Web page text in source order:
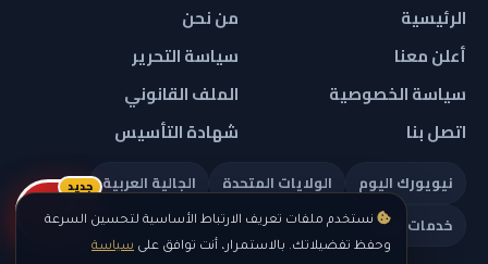
نستخدم ملفات تعريف الارتباط الأساسية لتحسين السرعة
وحفظ تفضيلاتك. بالاستمرار، أنت توافق على سياسة
الرئيسية
من نحن
أعلن معنا
سياسة التحرير
سياسة الخصوصية
الملف القانوني
اتصل بنا
شهادة التأسيس
نيويورك اليوم الولايات المتحدة
الجالية العربية
خدمات تهمك
ريلز
جديد